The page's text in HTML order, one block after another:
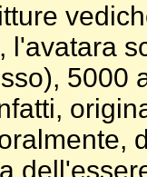
l'avatara
5000